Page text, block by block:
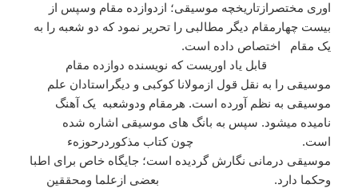
اوری مختصرازتاریخچه موسیقی؛ ازدوازده مقام وسپس از
بیست چهارمقام دیگر مطالبی را تحریر نمود که دو شعبه را به
یک مقام اختصاص داده است.
قابل یاد اوریست که نویسنده دوازده مقام
موسیقی را به نقل قول ازمولانا کوکبی و دیگراستادان علم
موسیقی به نظم آورده است. هرمقام ودوشعبه یک آهنگ
نامیده میشود. سپس به بانگ های موسیقی اشاره شده
است. چون کتاب مذکوردرحوزهء
موسیقی درمانی نگارش گردیده است؛ جایگاه خاص برای اطبا
وحکما دارد. بعضی ازعلما ومحققین